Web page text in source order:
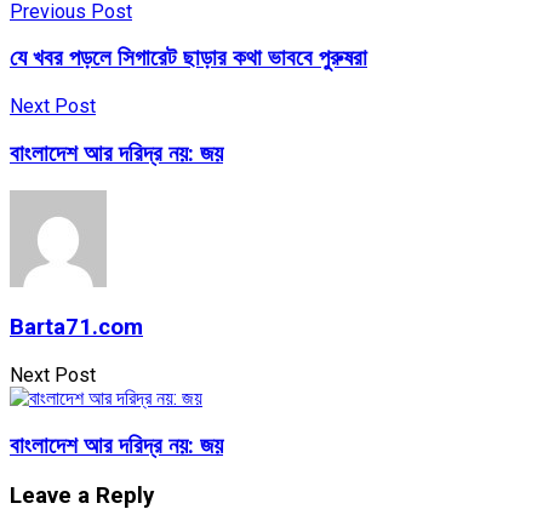
Previous Post
যে খবর পড়লে সিগারেট ছাড়ার কথা ভাববে পুরুষরা
Next Post
বাংলাদেশ আর দরিদ্র নয়: জয়
Barta71.com
Next Post
বাংলাদেশ আর দরিদ্র নয়: জয়
Leave a Reply